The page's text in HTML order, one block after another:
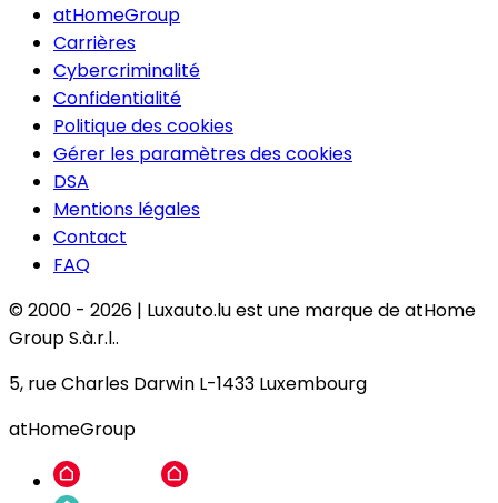
atHomeGroup
Carrières
Cybercriminalité
Confidentialité
Politique des cookies
Gérer les paramètres des cookies
DSA
Mentions légales
Contact
FAQ
© 2000 - 2026 | Luxauto.lu est une marque de atHome
Group S.à.r.l..
5, rue Charles Darwin L-1433 Luxembourg
atHomeGroup